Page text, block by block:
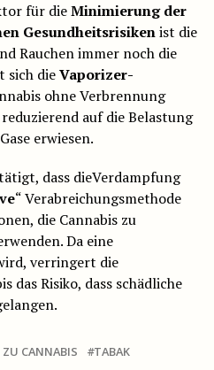
für dieMinimierung der
Gesundheitsrisikenist die
Rauchen immer noch die
sich dieVaporizer-
ohne Verbrennung
auf die Belastung
erwiesen.
dass dieVerdampfung
“ Verabreichungsmethode
die Cannabis zu
Da eine
verringert die
das Risiko, dass schädliche
CANNABIS TABAK